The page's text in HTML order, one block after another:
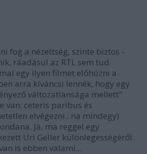
fog a nézettség, szinte biztos -
ráadásul az RTL sem tud
egy ilyen filmet előhúzni a
arra kíváncsi lennék, hogy egy
változatlansága mellett"
van: ceteris paribus és
elvégezni.. na mindegy)
Ja, ma reggel egy
Uri Geller különlegességéről.
is ebben valami...